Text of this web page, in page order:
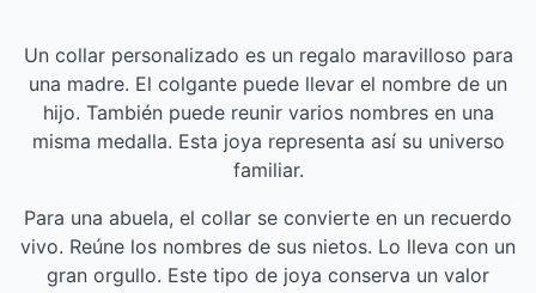
Un collar personalizado es un regalo maravilloso para
una madre. El colgante puede llevar el nombre de un
hijo. También puede reunir varios nombres en una
misma medalla. Esta joya representa así su universo
familiar.
Para una abuela, el collar se convierte en un recuerdo
vivo. Reúne los nombres de sus nietos. Lo lleva con un
gran orgullo. Este tipo de joya conserva un valor